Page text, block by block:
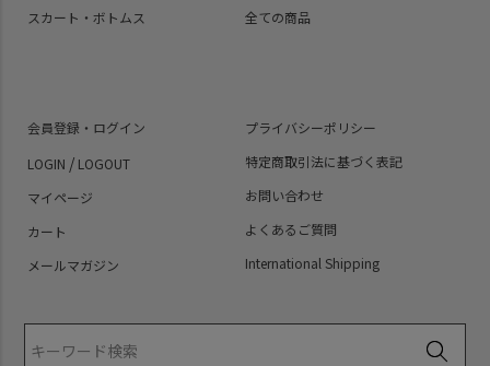
スカート・ボトムス
全ての商品
会員登録・ログイン
LOGIN / LOGOUT
マイページ
カート
メールマガジン
プライバシーポリシー
特定商取引法に基づく表記
お問い合わせ
よくあるご質問
International Shipping